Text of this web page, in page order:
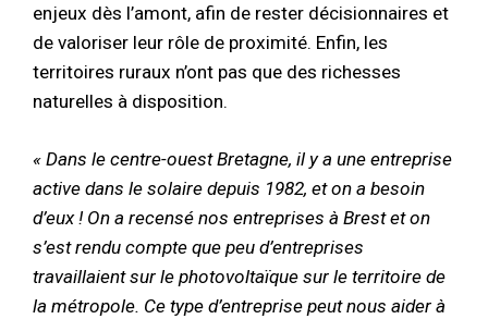
enjeux dès l’amont, afin de rester décisionnaires et
de valoriser leur rôle de proximité. Enfin, les
territoires ruraux n’ont pas que des richesses
naturelles à disposition.
« Dans le centre-ouest Bretagne, il y a une entreprise
active dans le solaire depuis 1982, et on a besoin
d’eux ! On a recensé nos entreprises à Brest et on
s’est rendu compte que peu d’entreprises
travaillaient sur le photovoltaïque sur le territoire de
la métropole. Ce type d’entreprise peut nous aider à